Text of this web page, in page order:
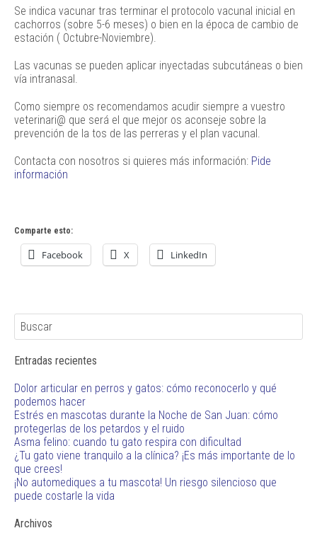
Se indica vacunar tras terminar el protocolo vacunal inicial en
cachorros (sobre 5-6 meses) o bien en la época de cambio de
estación ( Octubre-Noviembre).
Las vacunas se pueden aplicar inyectadas subcutáneas o bien
vía intranasal.
Como siempre os recomendamos acudir siempre a vuestro
veterinari@ que será el que mejor os aconseje sobre la
prevención de la tos de las perreras y el plan vacunal.
Contacta con nosotros si quieres más información: Pide
información
Comparte esto:
Facebook X LinkedIn
Entradas recientes
Dolor articular en perros y gatos: cómo reconocerlo y qué
podemos hacer
Estrés en mascotas durante la Noche de San Juan: cómo
protegerlas de los petardos y el ruido
Asma felino: cuando tu gato respira con dificultad
¿Tu gato viene tranquilo a la clínica? ¡Es más importante de lo
que crees!
¡No automediques a tu mascota! Un riesgo silencioso que
puede costarle la vida
Archivos